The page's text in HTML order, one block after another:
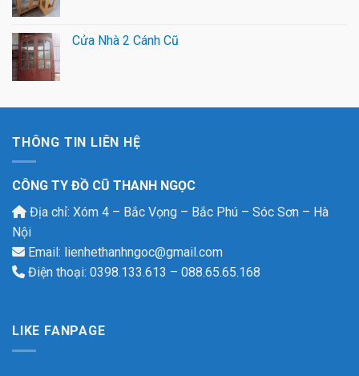
Cửa Nhà 2 Cánh Cũ
THÔNG TIN LIÊN HỆ
CÔNG TY ĐỒ CŨ THANH NGỌC
Địa chỉ: Xóm 4 – Bắc Vọng – Bắc Phú – Sóc Sơn – Hà
Nội
Email: lienhethanhngoc@gmail.com
Điện thoại: 0398.133.613 – 088.65.65.168
LIKE FANPAGE